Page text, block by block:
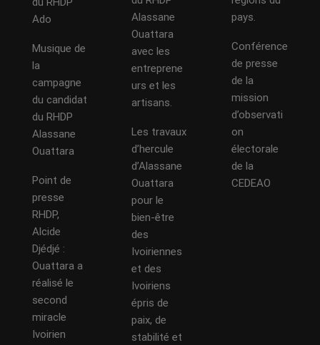
Ado
Musique de
la
campagne
du candidat
du RHDP
Alassane
Ouattara
Point de
presse
RHDP,
Alcide
Djédjé :
Ouattara a
réalisé le
second
miracle
Ivoirien
Alassane
Ouattara
avec les
entreprene
urs et les
artisans.
Les travaux
d’hercule
d’Alassane
Ouattara
pour le
bien-être
des
Ivoiriennes
et des
Ivoiriens
épris de
paix, de
stabilité et
pays.
Conférence
de presse
de la
mission
d’observati
on
électorale
de la
CEDEAO